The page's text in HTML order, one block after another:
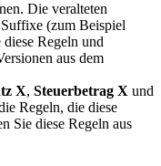
Die veralteten
(zum Beispiel
Regeln und
aus dem
X, Steuerbetrag X und
Regeln, die diese
Sie diese Regeln aus